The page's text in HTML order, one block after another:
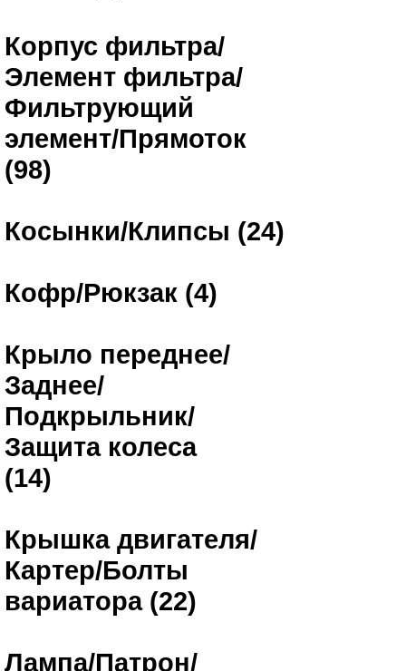
Корпус фильтра/
Элемент фильтра/
Фильтрующий
элемент/Прямоток
(98)
Косынки/Клипсы (24)
Кофр/Рюкзак (4)
Крыло переднее/
Заднее/
Подкрыльник/
Защита колеса
(14)
Крышка двигателя/
Картер/Болты
вариатора (22)
Лампа/Патрон/